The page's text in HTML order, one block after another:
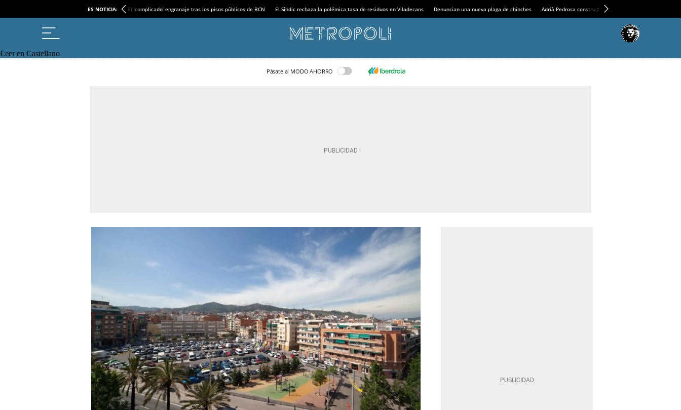
ES NOTICIA: El ‘complicado’ engranaje tras los pisos públicos de BCN El Síndic rechaza la polémica tasa de residuos en Viladecans Denuncian una nueva plaga de chinches Adrià Pedrosa construirá la nueva residencia en el
Leer en Castellano
Pásate al MODO AHORRO